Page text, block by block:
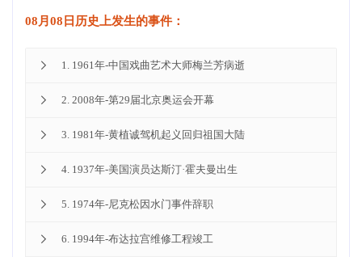
08月08日历史上发生的事件：
1. 1961年-中国戏曲艺术大师梅兰芳病逝

2. 2008年-第29届北京奥运会开幕

3. 1981年-黄植诚驾机起义回归祖国大陆

4. 1937年-美国演员达斯汀·霍夫曼出生

5. 1974年-尼克松因水门事件辞职

6. 1994年-布达拉宫维修工程竣工
